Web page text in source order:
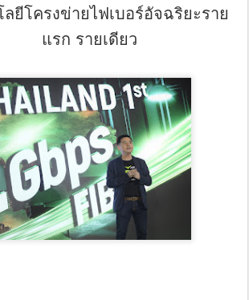
ลยีโครงข่ายไฟเบอร์อัจฉริยะราย
แรก รายเดียว